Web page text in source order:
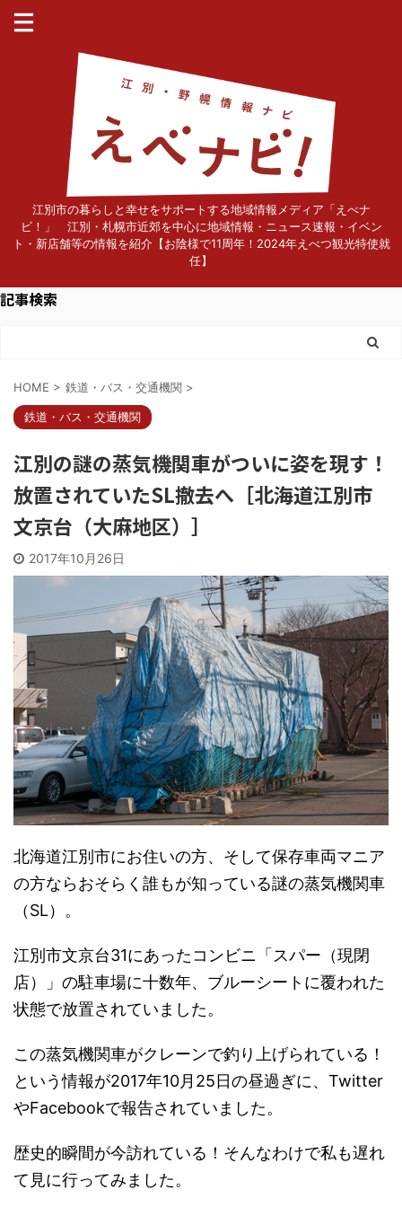
江別市の暮らしと幸せをサポートする地域情報メディア「えべナ
ビ！」 江別・札幌市近郊を中心に地域情報・ニュース速報・イベン
ト・新店舗等の情報を紹介【お陰様で11周年！2024年えべつ観光特使就
任】
記事検索
HOME > 鉄道・バス・交通機関 >
鉄道・バス・交通機関
江別の謎の蒸気機関車がついに姿を現す！
放置されていたSL撤去へ［北海道江別市
文京台（大麻地区）］
2017年10月26日
北海道江別市にお住いの方、そして保存車両マニア
の方ならおそらく誰もが知っている謎の蒸気機関車
（SL）。
江別市文京台31にあったコンビニ「スパー（現閉
店）」の駐車場に十数年、ブルーシートに覆われた
状態で放置されていました。
この蒸気機関車がクレーンで釣り上げられている！
という情報が2017年10月25日の昼過ぎに、Twitter
やFacebookで報告されていました。
歴史的瞬間が今訪れている！そんなわけで私も遅れ
て見に行ってみました。